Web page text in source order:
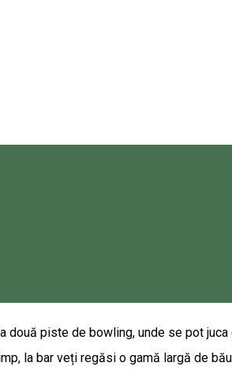
este de neuitat, deoarece asistați
experimentală de olărit
de frigider) • Activitate
pe lângă tariful de participare se
• https://
• Ghidaj profesionist în Tinovul de la
oferă posibilitatea, să-ți șlefui
o dată cineva despre istoria Kurtos-
piste de bowling, unde se pot
la bar veți regăsi o gamă largă de